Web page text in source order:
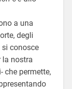
a una
degli
conosce
la nostra
che permette,